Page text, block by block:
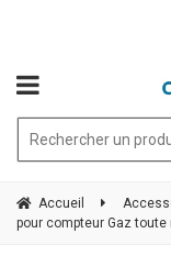
Accueil
pour compteur Gaz toute